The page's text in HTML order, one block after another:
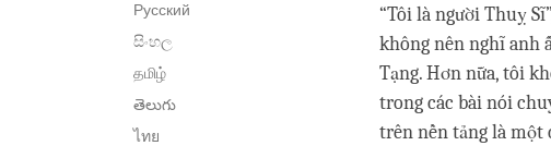
Русский
සිංහල
தமிழ்
తెలుగు
ไทย
“Tôi là người Thuỵ
không nên nghĩ anh
Tạng. Hơn nữa, tôi
trong các bài nói
trên nền tảng là một